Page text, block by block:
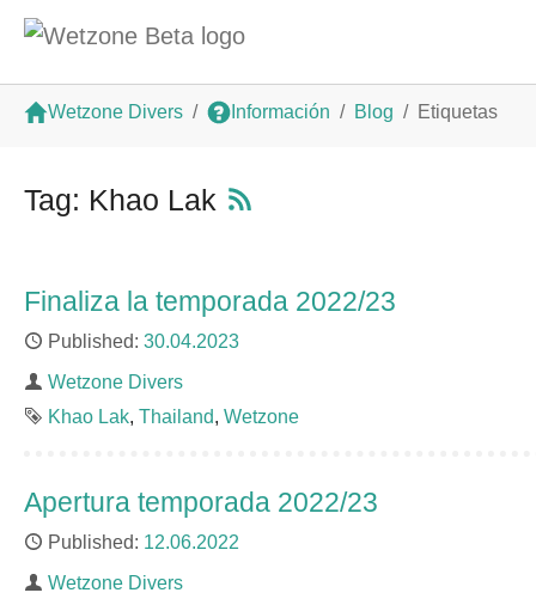
Saltar al contenido principal
Wetzone Divers Información Blog Etiquetas
Tag: Khao Lak
Finaliza la temporada 2022/23
Published 30.04.2023
Author
Wetzone Divers
Tags
Khao Lak Thailand Wetzone
Apertura temporada 2022/23
Published 12.06.2022
Author
Wetzone Divers